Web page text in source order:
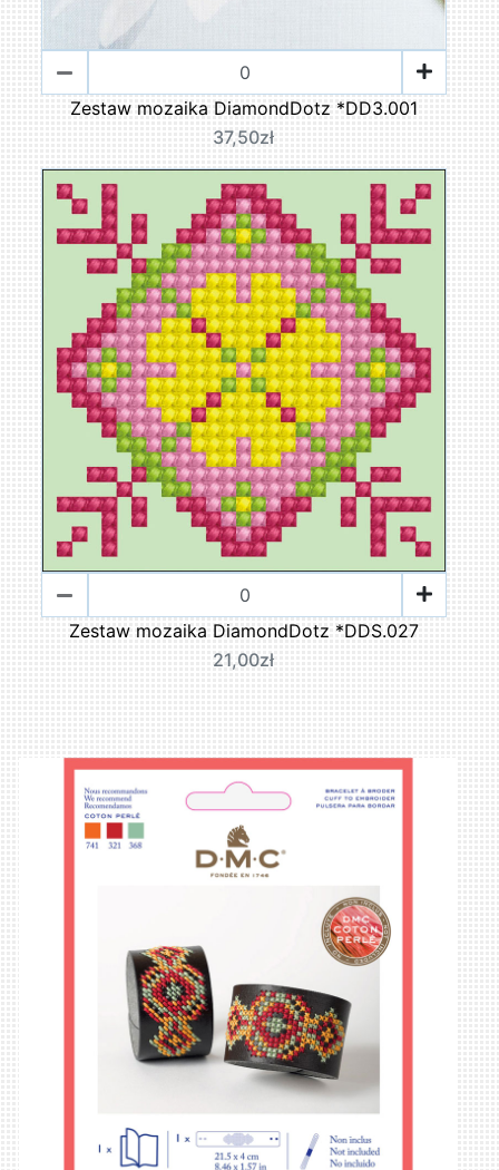
Zestaw mozaika DiamondDotz *DD3.001
37,50zł
Zestaw mozaika DiamondDotz *DDS.027
21,00zł